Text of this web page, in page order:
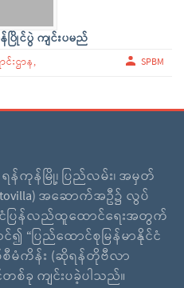
ပြိုင်ပွဲ ကျင်းပမည်
င်းဌာန, SPBM
န်ကုန်မြို့၊ ပြည်လမ်း၊ အမှတ်
အဆောက်အဦ၌ လွပ်
င်ငံပြန်လည်ထူထောင်ရေးအတွက်
၍ “ပြည်ထောင်စုမြန်မာနိုင်ငံ
စီမံကိန်း (ဆိုရန်တိုဗီလာ
စ်ခု ကျင်းပခဲ့ပါသည်။